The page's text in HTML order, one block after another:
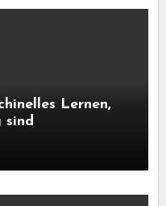
Lernen,
sind